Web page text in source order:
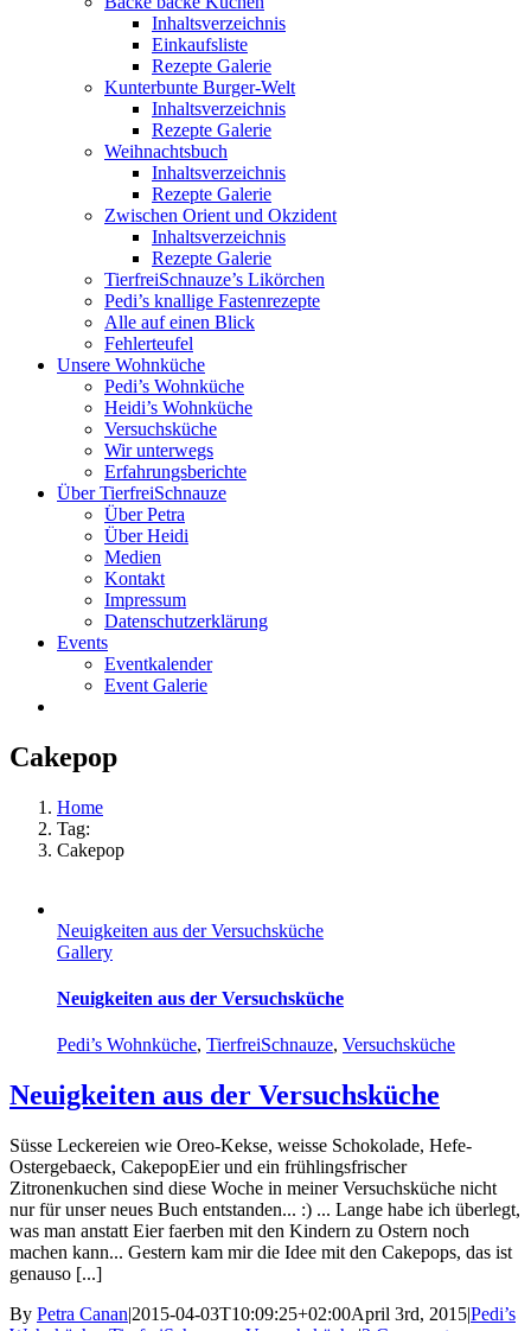
Inhaltsverzeichnis
Einkaufsliste
Rezepte Galerie
Kunterbunte Burger-Welt
Inhaltsverzeichnis
Rezepte Galerie
Weihnachtsbuch
Inhaltsverzeichnis
Rezepte Galerie
Zwischen Orient und Okzident
Inhaltsverzeichnis
Rezepte Galerie
TierfreiSchnauze’s Likörchen
Pedi’s knallige Fastenrezepte
Alle auf einen Blick
Fehlerteufel
Unsere Wohnküche
Pedi’s Wohnküche
Heidi’s Wohnküche
Versuchsküche
Wir unterwegs
Erfahrungsberichte
Über TierfreiSchnauze
Über Petra
Über Heidi
Medien
Kontakt
Impressum
Datenschutzerklärung
Events
Eventkalender
Event Galerie
Cakepop
Home
Tag:
Cakepop
Neuigkeiten aus der Versuchsküche
Gallery
Neuigkeiten aus der Versuchsküche
Pedi’s Wohnküche, TierfreiSchnauze, Versuchsküche
Neuigkeiten aus der Versuchsküche
Süsse Leckereien wie Oreo-Kekse, weisse Schokolade, Hefe-
Ostergebaeck, CakepopEier und ein frühlingsfrischer
Zitronenkuchen sind diese Woche in meiner Versuchsküche nicht
nur für unser neues Buch entstanden... :) ... Lange habe ich überlegt,
was man anstatt Eier faerben mit den Kindern zu Ostern noch
machen kann... Gestern kam mir die Idee mit den Cakepops, das ist
genauso [...]
By Petra Canan|2015-04-03T10:09:25+02:00April 3rd, 2015|Pedi’s